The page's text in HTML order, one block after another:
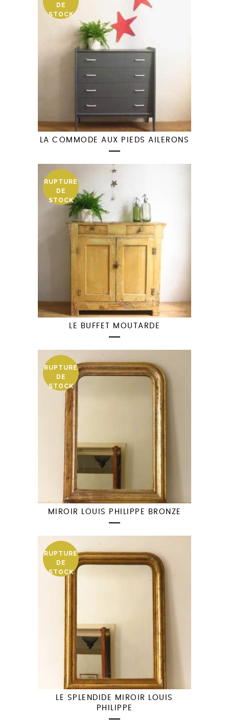
DE
STOCK
LA COMMODE AUX PIEDS AILERONS
RUPTURE
DE
STOCK
LE BUFFET MOUTARDE
RUPTURE
DE
STOCK
MIROIR LOUIS PHILIPPE BRONZE
RUPTURE
DE
STOCK
LE SPLENDIDE MIROIR LOUIS
PHILIPPE